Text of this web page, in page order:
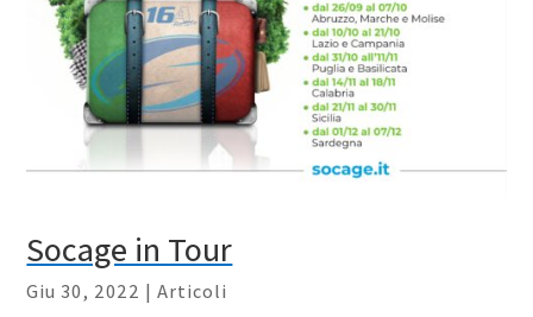
Socage in Tour
Giu 30, 2022 |Articoli